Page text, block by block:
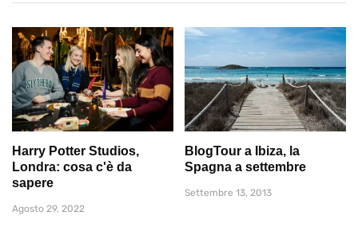
Harry Potter Studios,
Londra: cosa c'è da
sapere
Agosto 29, 2022
BlogTour a Ibiza, la
Spagna a settembre
Settembre 13, 2013